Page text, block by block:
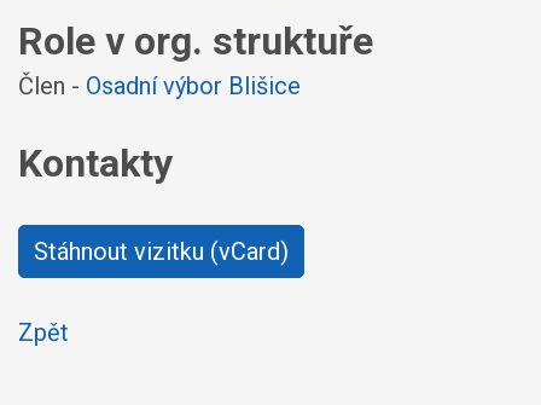
Role v org. struktuře
Člen - Osadní výbor Blišice
Kontakty
Stáhnout vizitku (vCard)
Zpět